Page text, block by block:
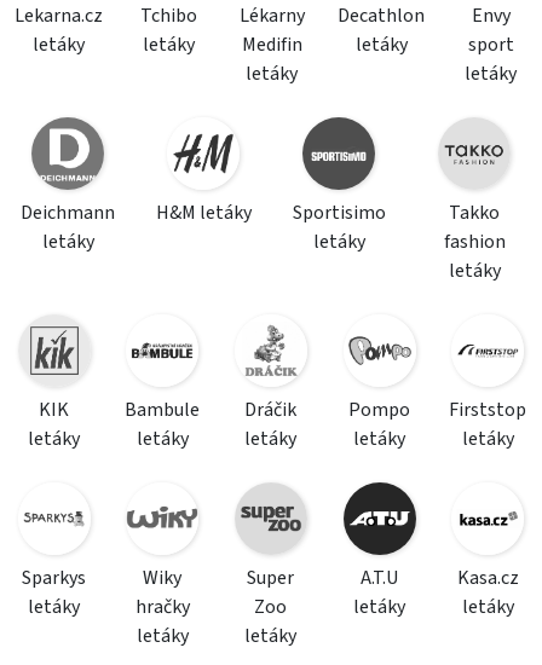
Lekarna.cz
letáky
Tchibo
letáky
Lékarny
Medifin
letáky
Decathlon
letáky
Envy
sport
letáky
Deichmann
letáky
H&M letáky
Sportisimo
letáky
Takko
fashion
letáky
KIK
letáky
Bambule
letáky
Dráčik
letáky
Pompo
letáky
Firststop
letáky
Sparkys
letáky
Wiky
hračky
letáky
Super
Zoo
letáky
A.T.U
letáky
Kasa.cz
letáky